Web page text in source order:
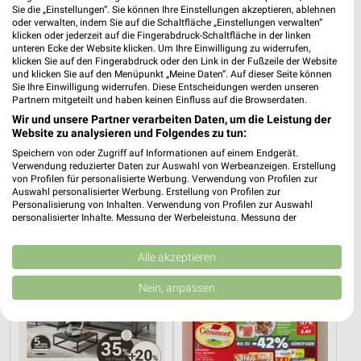
5,5 km
Angebote ab 01.08.
Noch heute gültig
26,5 km
Wohnen Spezial
Gültig bis Fr. 14.08.
Sie die „Einstellungen“. Sie können Ihre Einstellungen akzeptieren, ablehnen
oder verwalten, indem Sie auf die Schaltfläche „Einstellungen verwalten“
klicken oder jederzeit auf die Fingerabdruck-Schaltfläche in der linken
unteren Ecke der Website klicken. Um Ihre Einwilligung zu widerrufen,
klicken Sie auf den Fingerabdruck oder den Link in der Fußzeile der Website
und klicken Sie auf den Menüpunkt „Meine Daten“. Auf dieser Seite können
Sie Ihre Einwilligung widerrufen. Diese Entscheidungen werden unseren
Partnern mitgeteilt und haben keinen Einfluss auf die Browserdaten.
Wir und unsere Partner verarbeiten Daten, um die Leistung der
Website zu analysieren und Folgendes zu tun:
Speichern von oder Zugriff auf Informationen auf einem Endgerät.
Verwendung reduzierter Daten zur Auswahl von Werbeanzeigen. Erstellung
von Profilen für personalisierte Werbung. Verwendung von Profilen zur
Auswahl personalisierter Werbung. Erstellung von Profilen zur
Personalisierung von Inhalten. Verwendung von Profilen zur Auswahl
personalisierter Inhalte. Messung der Werbeleistung. Messung der
Kombinationen von Daten aus verschiedenen Quellen. Entwicklung und
Verbesserung der Angebote. Verwendung reduzierter Daten zur Auswahl
von Inhalten.
Daten können außerhalb der Europäischen Union weitergegeben und in die
USA gesendet werden.
Website/App.
Partnerliste anzeigen (1 IAB-Anbieter)
Alle akzeptieren
Nein, anpassen